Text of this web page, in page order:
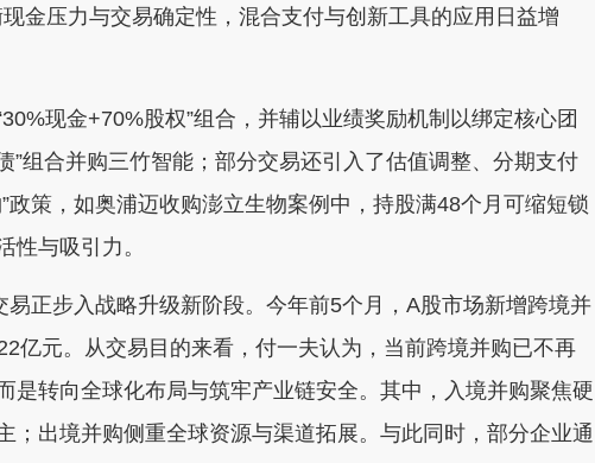
金压力与交易确定性，混合支付与创新工具的应用日益增
现金+70%股权”组合，并辅以业绩奖励机制以绑定核心团
”组合并购三竹智能；部分交易还引入了估值调整、分期支付
政策，如奥浦迈收购澎立生物案例中，持股满48个月可缩短锁
性与吸引力。
步入战略升级新阶段。今年前5个月，A股市场新增跨境并
亿元。从交易目的来看，付一夫认为，当前跨境并购已不再
是转向全球化布局与筑牢产业链安全。其中，入境并购聚焦硬
；出境并购侧重全球资源与渠道拓展。与此同时，部分企业通